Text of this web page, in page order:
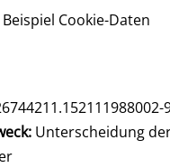
Cookie-Daten
Unterscheidung